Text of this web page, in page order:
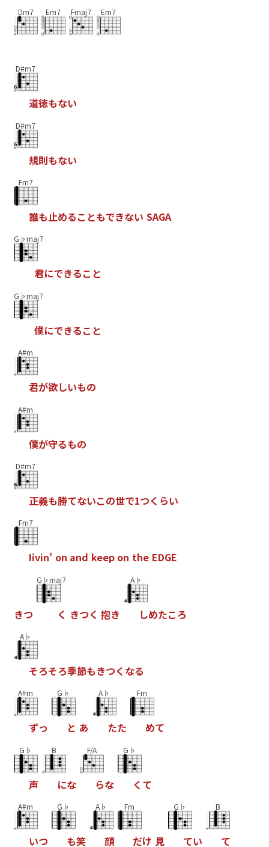
Dm7 Em7 Fmaj7 Em7
D#m7
道徳もない
D#m7
規則もない
Fm7
誰も止めるこ ともできない SAGA
G♭maj7
君にできるこ と
G♭maj7
僕にできるこ と
A#m
君が欲しいもの
A#m
僕が守るもの
D#m7
正義も勝てないこの世で1つく らい
Fm7
Iivin' on and keep on the EDGE
きつ
G♭maj7
く きつく 抱き
A♭
しめたころ
A♭
そろそろ季節もきつく なる
A#m
ずっ
G♭
と あ
A♭
たた
Fm
めて
G♭
声
B
にな
F/A
らな
G♭
く て
A#m
いつ
G♭
も笑
A♭
顔
Fm
だけ 見
G♭
てい
B
て